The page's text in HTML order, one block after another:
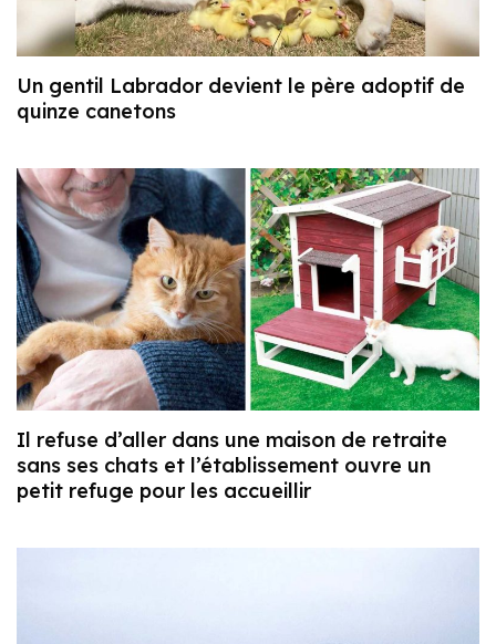
Un gentil Labrador devient le père adoptif de
quinze canetons
Il refuse d’aller dans une maison de retraite
sans ses chats et l’établissement ouvre un
petit refuge pour les accueillir